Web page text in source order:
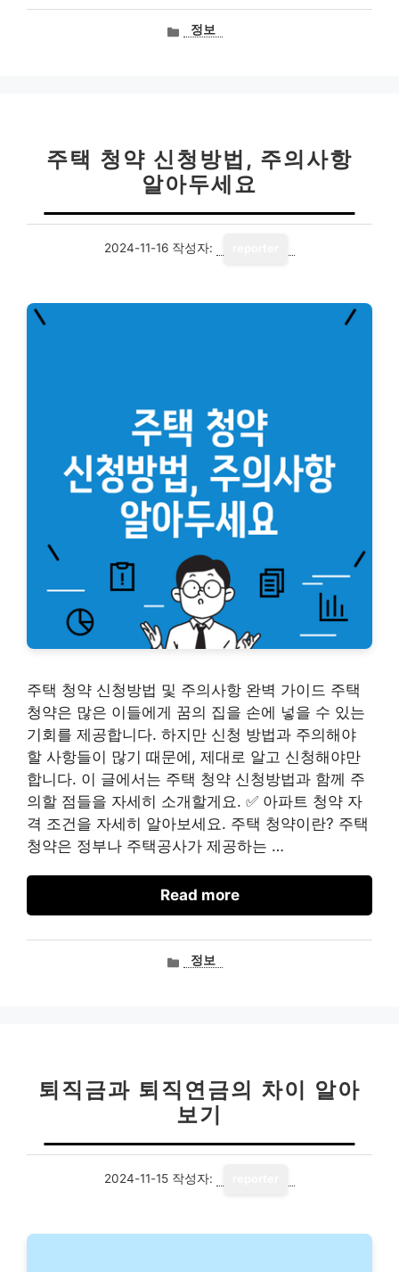
카정보
주택 청약 신청방법, 주의사항
알아두세요
2024-11-16 작성자:
주택 청약 신청방법 및 주의사항 완벽 가이드 주택
청약은 많은 이들에게 꿈의 집을 손에 넣을 수 있는
기회를 제공합니다. 하지만 신청 방법과 주의해야
할 사항들이 많기 때문에, 제대로 알고 신청해야만
합니다. 이 글에서는 주택 청약 신청방법과 함께 주
의할 점들을 자세히 소개할게요. ✅ 아파트 청약 자
격 조건을 자세히 알아보세요. 주택 청약이란? 주택
청약은 정부나 주택공사가 제공하는 …
Read more
카정보
퇴직금과 퇴직연금의 차이 알아
보기
2024-11-15 작성자: